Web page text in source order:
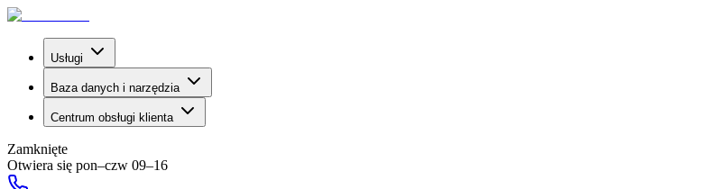
Usługi
Baza danych i narzędzia
Centrum obsługi klienta
Zamknięte
Otwiera się pon–czw 09–16